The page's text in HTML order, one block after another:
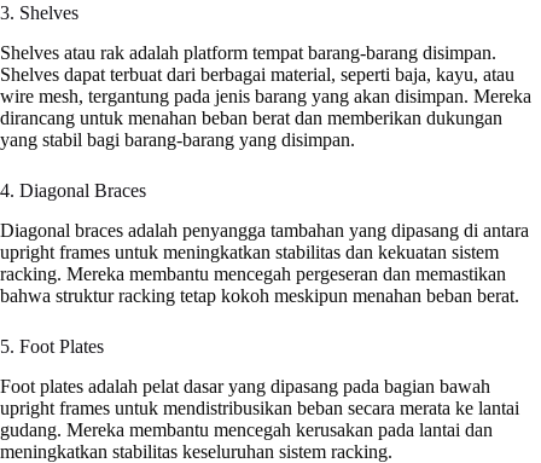
3. Shelves
Shelves atau rak adalah platform tempat barang-barang disimpan.
Shelves dapat terbuat dari berbagai material, seperti baja, kayu, atau
wire mesh, tergantung pada jenis barang yang akan disimpan. Mereka
dirancang untuk menahan beban berat dan memberikan dukungan
yang stabil bagi barang-barang yang disimpan.
4. Diagonal Braces
Diagonal braces adalah penyangga tambahan yang dipasang di antara
upright frames untuk meningkatkan stabilitas dan kekuatan sistem
racking. Mereka membantu mencegah pergeseran dan memastikan
bahwa struktur racking tetap kokoh meskipun menahan beban berat.
5. Foot Plates
Foot plates adalah pelat dasar yang dipasang pada bagian bawah
upright frames untuk mendistribusikan beban secara merata ke lantai
gudang. Mereka membantu mencegah kerusakan pada lantai dan
meningkatkan stabilitas keseluruhan sistem racking.